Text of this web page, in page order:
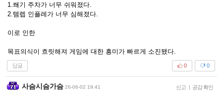
1.쐐기 주차가 너무 쉬워졌다.
2.템렙 인플레가 너무 심해졌다.
이로 인한
목표의식이 흐릿해져 게임에 대한 흥미가 빠르게 소진됐다.
답글 0
0
사슴시슴가슴 26-06-02 19:41 신고 | 공감 확인